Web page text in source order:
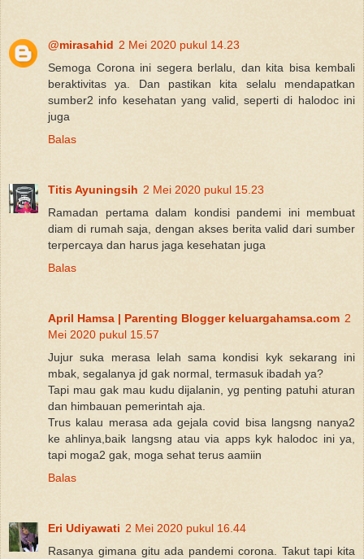
@mirasahid 2 Mei 2020 pukul 14.23
Semoga Corona ini segera berlalu, dan kita bisa kembali
beraktivitas ya. Dan pastikan kita selalu mendapatkan
sumber2 info kesehatan yang valid, seperti di halodoc ini
juga
Balas
Titis Ayuningsih 2 Mei 2020 pukul 15.23
Ramadan pertama dalam kondisi pandemi ini membuat
diam di rumah saja, dengan akses berita valid dari sumber
terpercaya dan harus jaga kesehatan juga
Balas
April Hamsa | Parenting Blogger keluargahamsa.com 2
Mei 2020 pukul 15.57
Jujur suka merasa lelah sama kondisi kyk sekarang ini
mbak, segalanya jd gak normal, termasuk ibadah ya?
Tapi mau gak mau kudu dijalanin, yg penting patuhi aturan
dan himbauan pemerintah aja.
Trus kalau merasa ada gejala covid bisa langsng nanya2
ke ahlinya,baik langsng atau via apps kyk halodoc ini ya,
tapi moga2 gak, moga sehat terus aamiin
Balas
Eri Udiyawati 2 Mei 2020 pukul 16.44
Rasanya gimana gitu ada pandemi corona. Takut tapi kita